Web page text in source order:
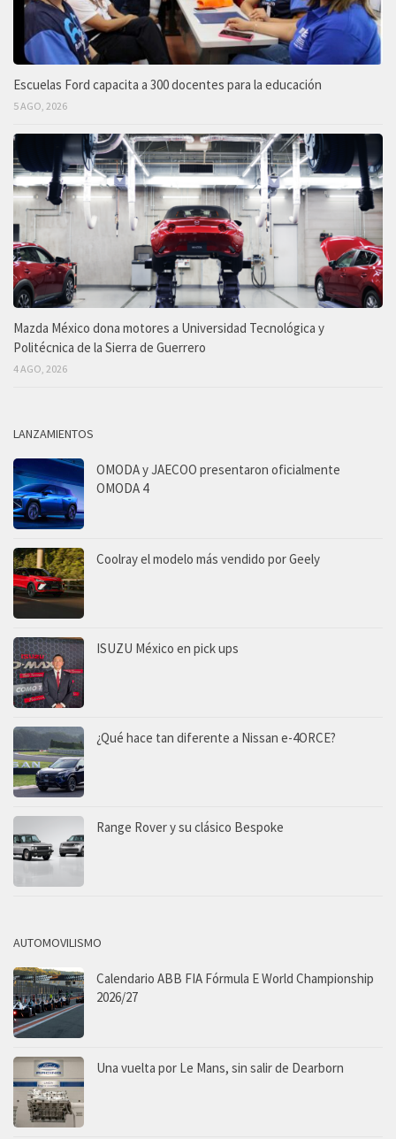
Escuelas Ford capacita a 300 docentes para la educación
5 AGO, 2026
Mazda México dona motores a Universidad Tecnológica y
Politécnica de la Sierra de Guerrero
4 AGO, 2026
LANZAMIENTOS
OMODA y JAECOO presentaron oficialmente
OMODA 4
Coolray el modelo más vendido por Geely
ISUZU México en pick ups
¿Qué hace tan diferente a Nissan e-4ORCE?
Range Rover y su clásico Bespoke
AUTOMOVILISMO
Calendario ABB FIA Fórmula E World Championship
2026/27
Una vuelta por Le Mans, sin salir de Dearborn